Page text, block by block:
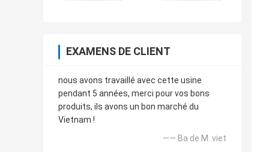
EXAMENS DE CLIENT
nous avons travaillé avec cette usine
pendant 5 années, merci pour vos bons
produits, ils avons un bon marché du
Vietnam !
—— Ba de M. viet